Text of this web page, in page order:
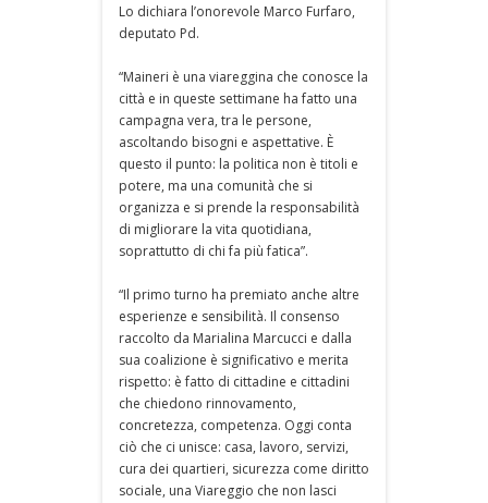
Lo dichiara l’onorevole Marco Furfaro,
deputato Pd.
“Maineri è una viareggina che conosce la
città e in queste settimane ha fatto una
campagna vera, tra le persone,
ascoltando bisogni e aspettative. È
questo il punto: la politica non è titoli e
potere, ma una comunità che si
organizza e si prende la responsabilità
di migliorare la vita quotidiana,
soprattutto di chi fa più fatica”.
“Il primo turno ha premiato anche altre
esperienze e sensibilità. Il consenso
raccolto da Marialina Marcucci e dalla
sua coalizione è significativo e merita
rispetto: è fatto di cittadine e cittadini
che chiedono rinnovamento,
concretezza, competenza. Oggi conta
ciò che ci unisce: casa, lavoro, servizi,
cura dei quartieri, sicurezza come diritto
sociale, una Viareggio che non lasci